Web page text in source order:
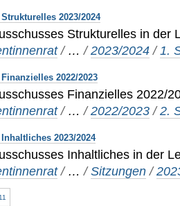
2023/2024
Strukturelles in der
/ …/2023/2024 / 1.
2022/2023
Finanzielles 2022/
/ …/2022/2023 /2.
2023/2024
Inhaltliches in der
/ …/Sitzungen /
11